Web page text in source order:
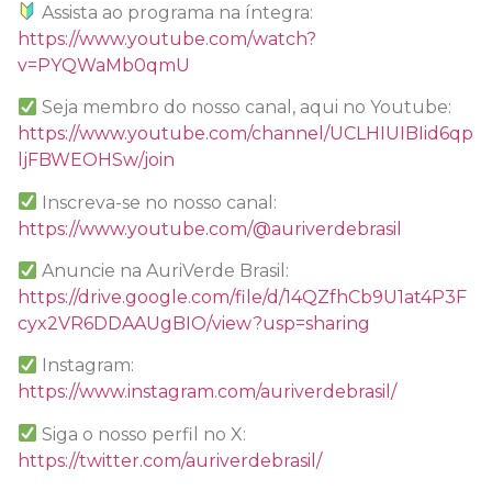
Assista ao programa na íntegra:
https://www.youtube.com/watch?
v=PYQWaMb0qmU
Seja membro do nosso canal, aqui no Youtube:
https://www.youtube.com/channel/UCLHIUIBIid6qp
ljFBWEOHSw/join
Inscreva-se no nosso canal:
https://www.youtube.com/@auriverdebrasil
Anuncie na AuriVerde Brasil:
https://drive.google.com/file/d/14QZfhCb9U1at4P3F
cyx2VR6DDAAUgBIO/view?usp=sharing
Instagram:
https://www.instagram.com/auriverdebrasil/
Siga o nosso perfil no X:
https://twitter.com/auriverdebrasil/